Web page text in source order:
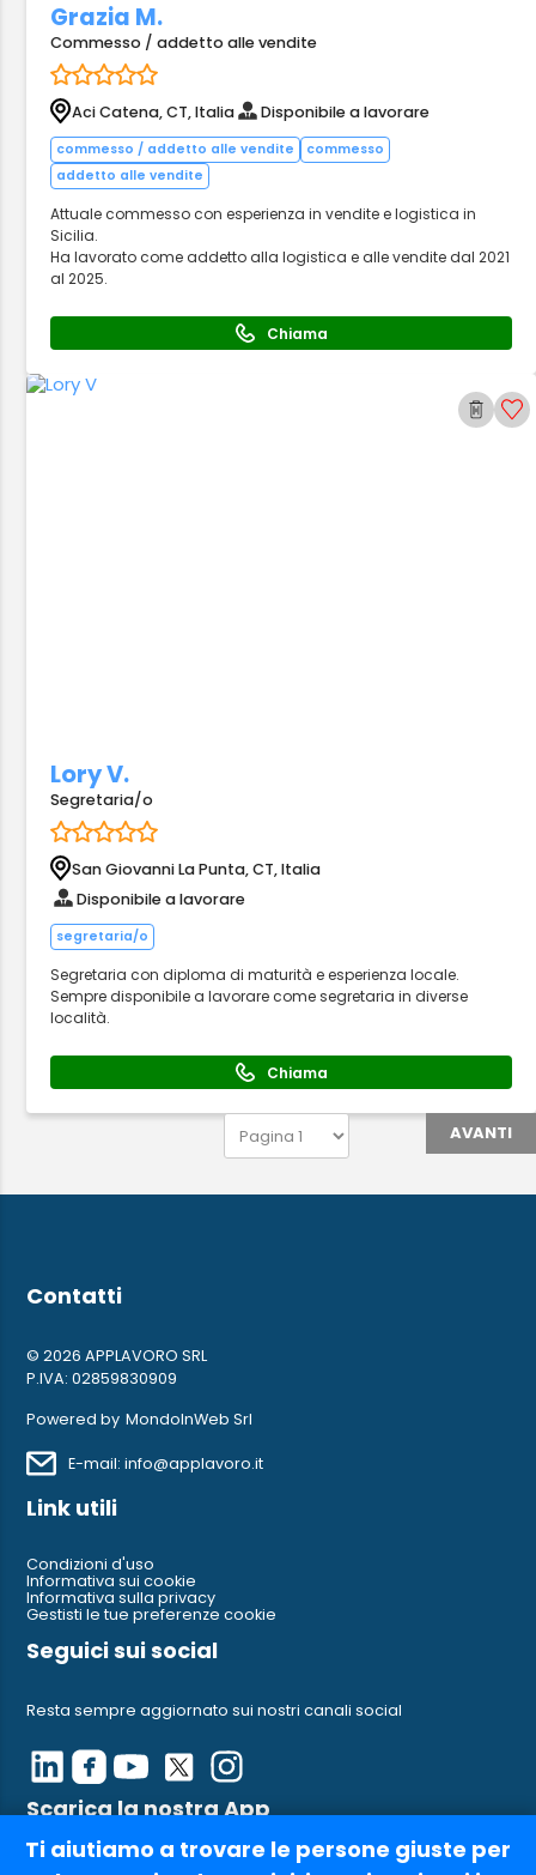
Grazia M.
Commesso / addetto alle vendite
Aci Catena, CT, Italia Disponibile a lavorare
commesso / addetto alle vendite
commesso
addetto alle vendite
Attuale commesso con esperienza in vendite e logistica in
Sicilia.
Ha lavorato come addetto alla logistica e alle vendite dal 2021
al 2025.
Chiama
Lory V.
Segretaria/o
San Giovanni La Punta, CT, Italia
Disponibile a lavorare
segretaria/o
Segretaria con diploma di maturità e esperienza locale.
Sempre disponibile a lavorare come segretaria in diverse
località.
Chiama
AVANTI
Ti aiutiamo a trovare le persone giuste per
Contatti
© 2026 APPLAVORO SRL
P.IVA: 02859830909
Powered by MondoInWeb Srl
E-mail: info@applavoro.it
Link utili
Condizioni d'uso
Informativa sui cookie
Informativa sulla privacy
Gestisti le tue preferenze cookie
Seguici sui social
Resta sempre aggiornato sui nostri canali social
Scarica la nostra App
Ci trovi anche su AppleStore e su Google Play